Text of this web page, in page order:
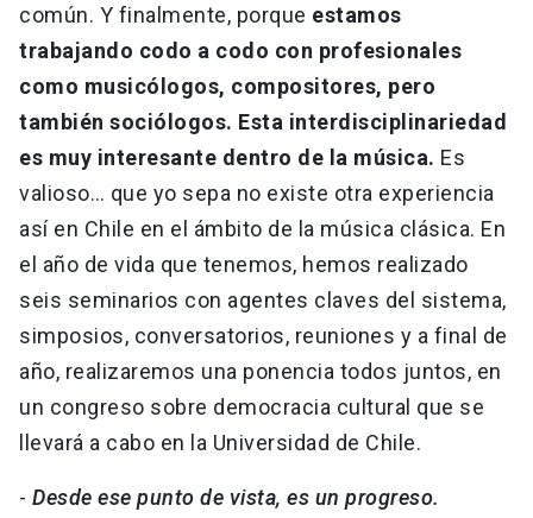
común. Y finalmente, porque estamos
trabajando codo a codo con profesionales
como musicólogos, compositores, pero
también sociólogos. Esta interdisciplinariedad
es muy interesante dentro de la música. Es
valioso… que yo sepa no existe otra experiencia
así en Chile en el ámbito de la música clásica. En
el año de vida que tenemos, hemos realizado
seis seminarios con agentes claves del sistema,
simposios, conversatorios, reuniones y a final de
año, realizaremos una ponencia todos juntos, en
un congreso sobre democracia cultural que se
llevará a cabo en la Universidad de Chile.
- Desde ese punto de vista, es un progreso.